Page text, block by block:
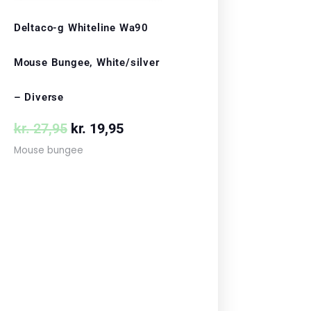
Deltaco-g Whiteline Wa90
Mouse Bungee, White/silver
– Diverse
kr.27,95 kr. 19,95
Mouse bungee